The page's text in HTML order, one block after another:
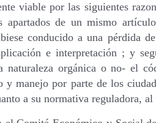
viable por las siguientes
apartados de un mismo
conducido a una pérdida
e interpretación ; y
naturaleza orgánica o no- el
y manejo por parte de los
a su normativa reguladora,